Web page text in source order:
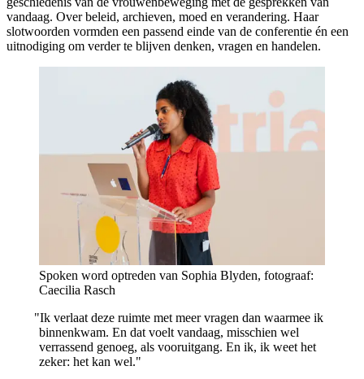
vandaag. Over beleid, archieven, moed en verandering. Haar
slotwoorden vormden een passend einde van de conferentie én een
uitnodiging om verder te blijven denken, vragen en handelen.
Spoken word optreden van Sophia Blyden, fotograaf:
Caecilia Rasch
"Ik verlaat deze ruimte met meer vragen dan waarmee ik
binnenkwam. En dat voelt vandaag, misschien wel
verrassend genoeg, als vooruitgang. En ik, ik weet het
zeker: het kan wel."